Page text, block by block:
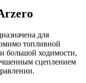
для
топливной
большой ходимости,
сцеплением